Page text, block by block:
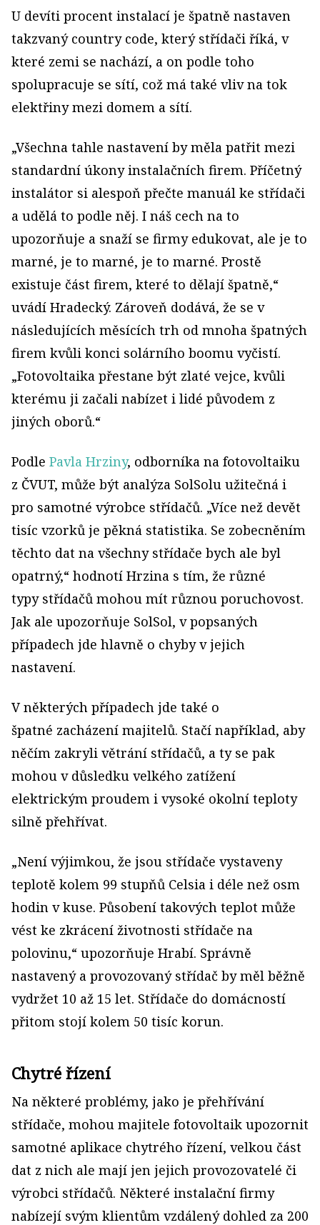
U devíti procent instalací je špatně nastaven
takzvaný country code, který střídači říká, v
které zemi se nachází, a on podle toho
spolupracuje se sítí, což má také vliv na tok
elektřiny mezi domem a sítí.
„Všechna tahle nastavení by měla patřit mezi
standardní úkony instalačních firem. Příčetný
instalátor si alespoň přečte manuál ke střídači
a udělá to podle něj. I náš cech na to
upozorňuje a snaží se firmy edukovat, ale je to
marné, je to marné, je to marné. Prostě
existuje část firem, které to dělají špatně,“
uvádí Hradecký. Zároveň dodává, že se v
následujících měsících trh od mnoha špatných
firem kvůli konci solárního boomu vyčistí.
„Fotovoltaika přestane být zlaté vejce, kvůli
kterému ji začali nabízet i lidé původem z
jiných oborů.“
Podle Pavla Hrziny, odborníka na fotovoltaiku
z ČVUT, může být analýza SolSolu užitečná i
pro samotné výrobce střídačů. „Více než devět
tisíc vzorků je pěkná statistika. Se zobecněním
těchto dat na všechny střídače bych ale byl
opatrný,“ hodnotí Hrzina s tím, že různé
typy střídačů mohou mít různou poruchovost.
Jak ale upozorňuje SolSol, v popsaných
případech jde hlavně o chyby v jejich
nastavení.
V některých případech jde také o
špatné zacházení majitelů. Stačí například, aby
něčím zakryli větrání střídačů, a ty se pak
mohou v důsledku velkého zatížení
elektrickým proudem i vysoké okolní teploty
silně přehřívat.
„Není výjimkou, že jsou střídače vystaveny
teplotě kolem 99 stupňů Celsia i déle než osm
hodin v kuse. Působení takových teplot může
vést ke zkrácení životnosti střídače na
polovinu,“ upozorňuje Hrabí. Správně
nastavený a provozovaný střídač by měl běžně
vydržet 10 až 15 let. Střídače do domácností
přitom stojí kolem 50 tisíc korun.
Chytré řízení
Na některé problémy, jako je přehřívání
střídače, mohou majitele fotovoltaik upozornit
samotné aplikace chytrého řízení, velkou část
dat z nich ale mají jen jejich provozovatelé či
výrobci střídačů. Některé instalační firmy
nabízejí svým klientům vzdálený dohled za 200